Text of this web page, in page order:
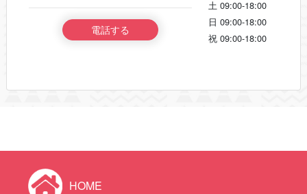
電話する
土 09:00-18:00
日 09:00-18:00
祝 09:00-18:00
HOME